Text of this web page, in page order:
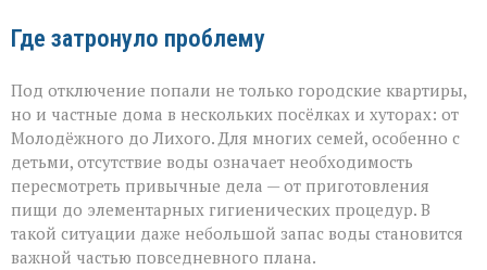
Где затронуло проблему
Под отключение попали не только городские квартиры,
но и частные дома в нескольких посёлках и хуторах: от
Молодёжного до Лихого. Для многих семей, особенно с
детьми, отсутствие воды означает необходимость
пересмотреть привычные дела — от приготовления
пищи до элементарных гигиенических процедур. В
такой ситуации даже небольшой запас воды становится
важной частью повседневного плана.